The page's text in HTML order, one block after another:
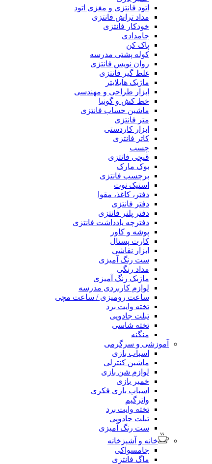
اتود فانتزی و مغزی اتود
مداد تراش فانتزی
خودکار فانتزی
جامدادی
پاک کن
کوله پشتی مدرسه
روان نویس فانتزی
غلط گیر فانتزی
ماژیک هایلایتر
ابزار طراحی و مهندسی
خط کش و گونیا
ماشین حساب فانتزی
متر فانتزی
ابزار کاردستی
کاتر فانتزی
چسب
قیچی فانتزی
بوک مارک
برچسب فانتزی
استیک نوت
دفتر، کاغذ، مقوا
دفتر فانتزی
دفتر پلنر فانتزی
دفترچه یادداشت فانتزی
پوشه و کاور
کارت پستال
ابزار نقاشی
ست رنگ آمیزی
مداد رنگی
ماژیک رنگ آمیزی
لوازم کاربردی مدرسه
ساعت رومیزی / ساعت مچی
تخته وایت برد
تبلت جادویی
تخته شاسی
منگنه
آموزشی و سرگرمی
اسباب بازی
ماشین کنترلی
لوازم شن بازی
خمیر بازی
اسباب بازی فکری
واترگیم
تخته وایت برد
تبلت جادویی
ست رنگ آمیزی
خانه و آشپزخانه
جامسواکی
ماگ فانتزی